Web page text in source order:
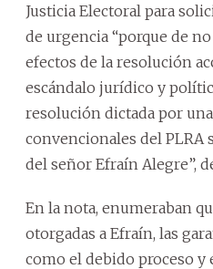
Justicia Electoral para
de urgencia “porque de
efectos de la resolución
escándalo jurídico y
resolución dictada por
convencionales del PLRA
del señor Efraín Alegre”,
En la nota, enumeraban
otorgadas a Efraín, las
como el debido proceso y